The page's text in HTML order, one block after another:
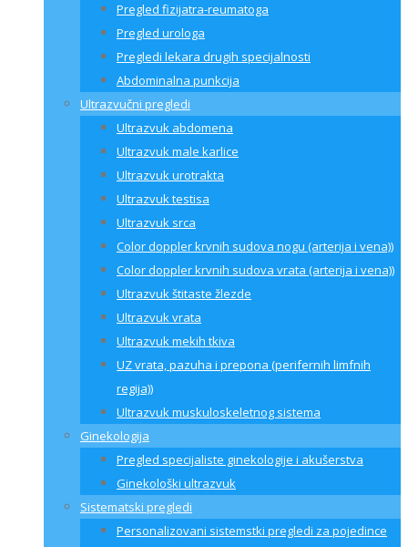
Pregled fizijatra-reumatoga
Pregled urologa
Pregledi lekara drugih specijalnosti
Abdominalna punkcija
Ultrazvučni pregledi
Ultrazvuk abdomena
Ultrazvuk male karlice
Ultrazvuk urotrakta
Ultrazvuk testisa
Ultrazvuk srca
Color doppler krvnih sudova nogu (arterija i vena))
Color doppler krvnih sudova vrata (arterija i vena))
Ultrazvuk štitaste žlezde
Ultrazvuk vrata
Ultrazvuk mekih tkiva
UZ vrata, pazuha i prepona (perifernih limfnih
regija))
Ultrazvuk muskuloskeletnog sistema
Ginekologija
Pregled specijaliste ginekologije i akušerstva
Ginekološki ultrazvuk
Sistematski pregledi
Personalizovani sistemstki pregledi za pojedince